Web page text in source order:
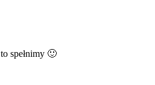
spełnimy 🙂